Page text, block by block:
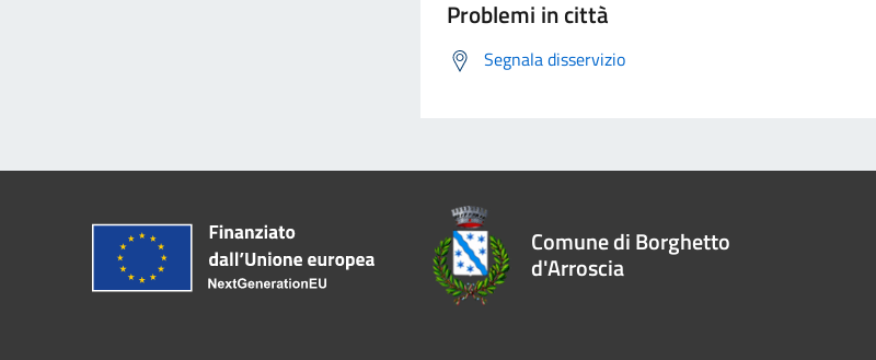
Problemi in città
Segnala disservizio
Comune di Borghetto
d'Arroscia